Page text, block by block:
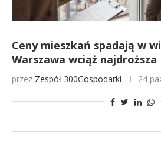
Ceny mieszkań spadają w
Warszawa wciąż najdroższa
przez Zespół 300Gospodarki 24